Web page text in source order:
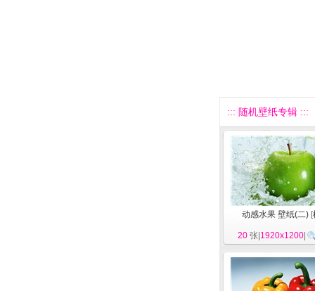
::: 随机壁纸专辑 :::
动感水果 壁纸(二) [
20 张| 1920x1200